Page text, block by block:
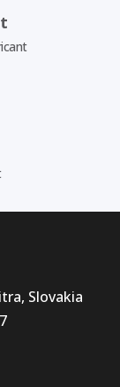
Slovakia